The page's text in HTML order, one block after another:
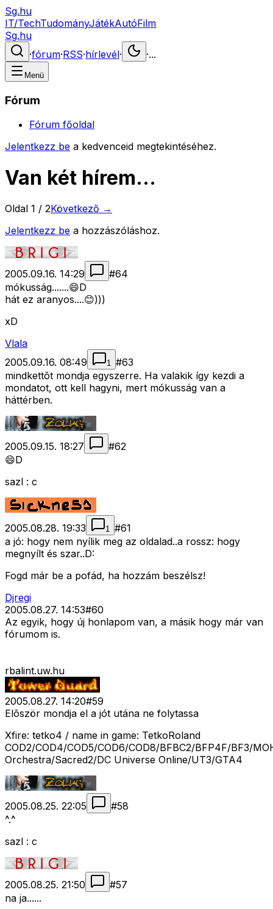
Sg.hu
IT/TechTudományJátékAutóFilm
Sg.hu
·fórum·RSS·hírlevél· ·...
Menü
Fórum
Fórum főoldal
Jelentkezz be a kedvenceid megtekintéséhez.
Van két hírem...
Oldal 1 / 2Következő →
Jelentkezz be a hozzászóláshoz.
2005.09.16. 14:29 #64
mókusság.......😄D
hát ez aranyos....😊)))
xD
Vlala
2005.09.16. 08:49
1 #63
mindkettõt mondja egyszerre. Ha valakik így kezdi a
mondatot, ott kell hagyni, mert mókusság van a
háttérben.
2005.09.15. 18:27 #62
😄D
sazl : c
2005.08.28. 19:33 1 #61
a jó: hogy nem nyílik meg az oldalad..a rossz: hogy
megnyílt és szar..D:
Fogd már be a pofád, ha hozzám beszélsz!
Djregi
2005.08.27. 14:53#60
Az egyik, hogy új honlapom van, a másik hogy már van
fórumom is.
rbalint.uw.hu
2005.08.27. 14:20#59
Elõször mondja el a jót utána ne folytassa
Xfire: tetko4 / name in game: TetkoRoland
COD2/COD4/COD5/COD6/COD8/BFBC2/BFP4F/BF3/
Orchestra/Sacred2/DC Universe Online/UT3/GTA4
2005.08.25. 22:05 #58
^.^
sazl : c
2005.08.25. 21:50 #57
na ja......